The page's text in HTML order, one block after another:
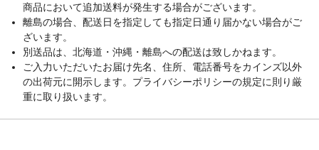
商品において追加送料が発生する場合がございます。
離島の場合、配送日を指定しても指定日通り届かない場合がご
ざいます。
別送品は、北海道・沖縄・離島への配送は致しかねます。
ご入力いただいたお届け先名、住所、電話番号をカインズ以外
の出荷元に開示します。プライバシーポリシーの規定に則り厳
重に取り扱います。